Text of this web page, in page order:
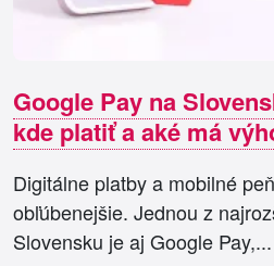
Google Pay na
kde platiť a aké má
Digitálne platby a mobilné
obľúbenejšie. Jednou z
Slovensku je aj Google Pay,...